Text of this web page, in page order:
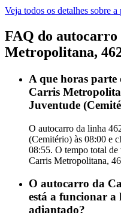
Veja todos os detalhes sobre a
FAQ do
Metropolitana,
A que horas
Carris
Juventude
O autocarro da linha
(Cemitério) às 08:00 e
08:55. O tempo total
Carris Metropolitana,
O autocarro da
está a funcionar a
adiantado?